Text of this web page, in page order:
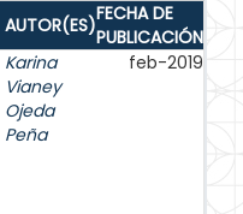
AUTOR(ES)FECHA DE
PUBLICACIÓN
Karina
Vianey
Ojeda
Peña
feb-2019